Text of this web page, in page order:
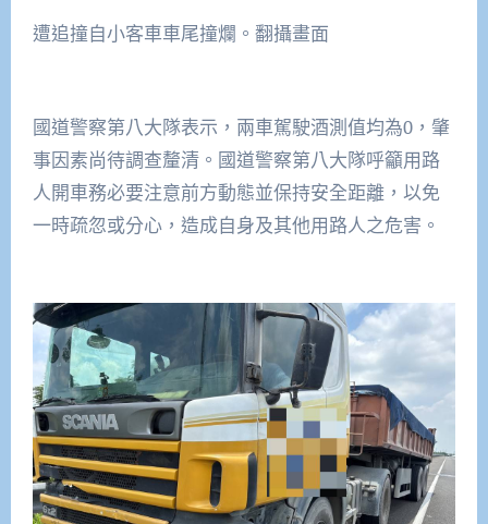
遭追撞自小客車車尾撞爛。翻攝畫面
國道警察第八大隊表示，兩車駕駛酒測值均為0，肇
事因素尚待調查釐清。國道警察第八大隊呼籲用路
人開車務必要注意前方動態並保持安全距離，以免
一時疏忽或分心，造成自身及其他用路人之危害。